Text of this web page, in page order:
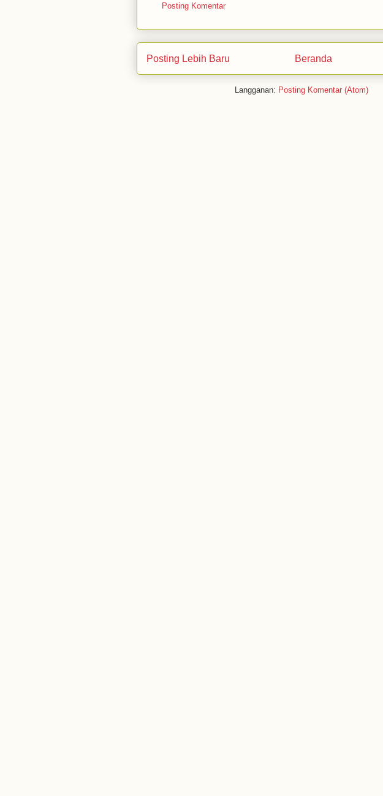
Posting Komentar
Posting Lebih Baru Beranda
Langganan: Posting Komentar (Atom)